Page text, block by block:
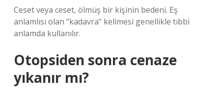
Ceset veya ceset, ölmüş bir kişinin bedeni. Eş
anlamlısı olan “kadavra” kelimesi genellikle tıbbi
anlamda kullanılır.
Otopsiden sonra cenaze
yıkanır mı?